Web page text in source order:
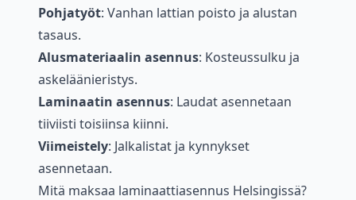
Pohjatyöt: Vanhan lattian poisto ja alustan
tasaus.
Alusmateriaalin asennus: Kosteussulku ja
askeläänieristys.
Laminaatin asennus: Laudat asennetaan
tiiviisti toisiinsa kiinni.
Viimeistely: Jalkalistat ja kynnykset
asennetaan.
Mitä maksaa laminaattiasennus Helsingissä?